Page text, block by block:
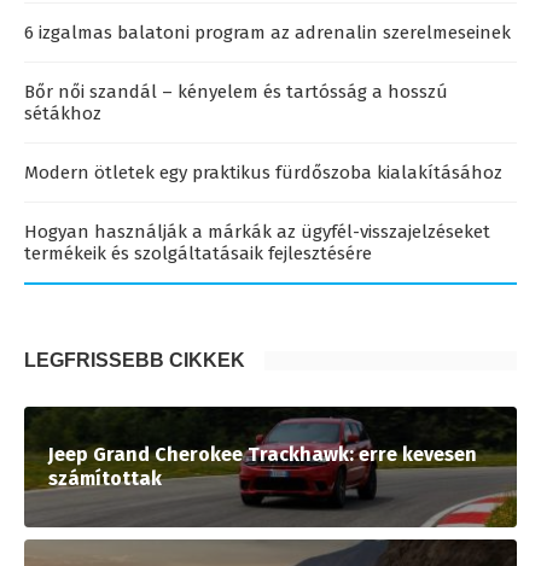
6 izgalmas balatoni program az adrenalin szerelmeseinek
Bőr női szandál – kényelem és tartósság a hosszú
sétákhoz
Modern ötletek egy praktikus fürdőszoba kialakításához
Hogyan használják a márkák az ügyfél-visszajelzéseket
termékeik és szolgáltatásaik fejlesztésére
LEGFRISSEBB CIKKEK
Jeep Grand Cherokee Trackhawk: erre kevesen
számítottak